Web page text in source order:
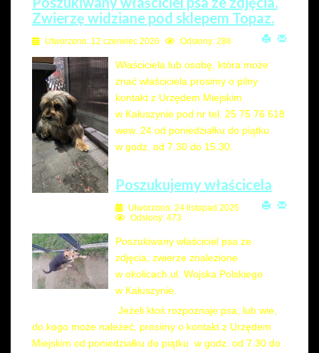
Zwierzę widziane pod sklepem Topaz.
Utworzono: 12 czerwiec 2026 Odsłony: 288
Właściciela lub osobę, która może
znać właściciela prosimy o pilny
kontakt z Urzędem Miejskim
w Kałuszynie pod nr tel. 25 75 76 618
wew. 24 od poniedziałku do piątku
w godz. od 7.30 do 15.30.
Poszukujemy właścicela
Utworzono: 24 listopad 2025
Odsłony: 473
Poszukiwany właściciel psa ze
zdjęcia, zwierze znalezione
w okolicach ul. Wojska Polskiego
w Kałuszynie.
Jeżeli ktoś rozpoznaje psa, lub wie,
do kogo może należeć, prosimy o kontakt z Urzędem
Miejskim od poniedziałku do piątku w godz. od 7.30 do